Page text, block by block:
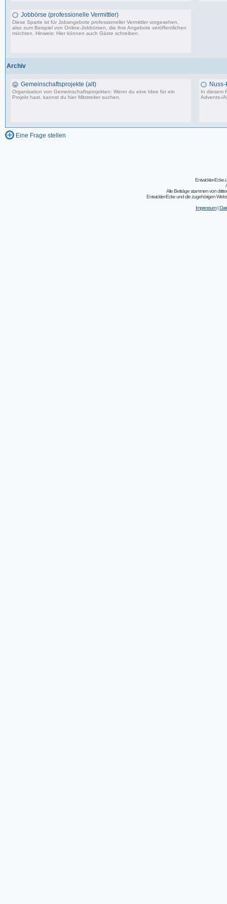
Jobbörse (professionelle Vermittler)
Diese Sparte ist für Jobangebote professioneller Vermittler vorgesehen,
also zum Beispiel von Online-Jobbörsen, die ihre Angebote veröffentlichen
möchten. Hinweis: Hier können auch Gäste schreiben.
Archiv
Gemeinschaftsprojekte (alt)
Organisation von Gemeinschaftsprojekten: Wenn du eine Idee für ein
Projekt hast, kannst du hier Mitstreiter suchen.
Nuss-
In diesem
Advents-/
Eine Frage stellen
Entwickler-
Alle Beiträge stammen von
Entwickler-Ecke und die zugehörigen
Impressum|